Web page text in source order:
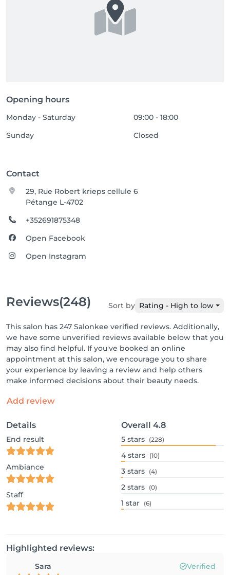
Opening hours
Monday - Saturday
09:00 - 18:00
Sunday
Closed
Contact
29, Rue Robert krieps cellule 6
Pétange L-4702
+352691875348
Open Facebook
Open Instagram
Reviews(248) Sort by Rating - High to low
This salon has 247 Salonkee verified reviews. Additionally,
we have some unverified reviews available below that you
may also find helpful. If you've booked an online
appointment at this salon, we encourage you to share
your experience by leaving a review and help others
make informed decisions about their beauty needs.
Add review
Details
End result
Ambiance
Staff
Overall 4.8
5 stars (228)
4 stars (10)
3 stars (4)
2 stars (0)
1 star (6)
Highlighted reviews:
Sara Verified